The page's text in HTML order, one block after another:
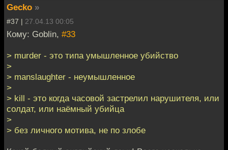
Gecko »
#37 | 27.04.13 00:05
Кому: Goblin, #33
> murder - это типа умышленное убийство
>
> manslaughter - неумышленное
>
> kill - это когда часовой застрелил нарушителя, или
солдат, или наёмный убийца
>
> без личного мотива, не по злобе